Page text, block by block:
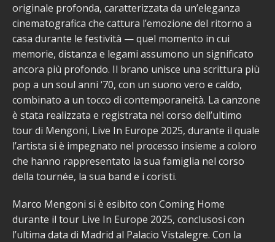
originale profonda, caratterizzata da un’eleganza
cinematografica che cattura l’emozione del ritorno a
casa durante le festività — quel momento in cui
memorie, distanza e legami assumono un significato
ancora più profondo. Il brano unisce una scrittura più
pop a un soul anni ‘70, con un suono vero e caldo,
combinato a un tocco di contemporaneità. La canzone
è stata realizzata e registrata nel corso dell’ultimo
tour di Mengoni, Live In Europe 2025, durante il quale
l’artista si è impegnato nel processo insieme a coloro
che hanno rappresentato la sua famiglia nel corso
della tournée, la sua band e i coristi.
Marco Mengoni si è esibito con Coming Home
durante il tour Live In Europe 2025, conclusosi con
l’ultima data di Madrid al Palacio Vistalegre. Con la